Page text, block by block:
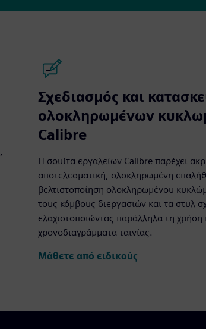
Σχεδιασμός και
ολοκληρωμένων
Calibre
Η σουίτα εργαλείων Calibre παρέχει
αποτελεσματική, ολοκληρωμένη
βελτιστοποίηση ολοκληρωμένου
τους κόμβους διεργασιών και τα στυλ
ελαχιστοποιώντας παράλληλα τη χρήση
χρονοδιαγράμματα ταινίας.
Μάθετε από ειδικούς